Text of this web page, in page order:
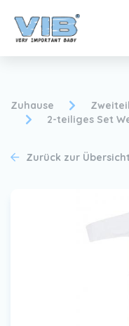
VIB®-Händler werden
Zuhause
2-teiliges Set
Zurück zur